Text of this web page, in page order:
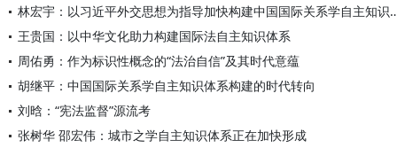
林宏宇：以习近平外交思想为
王贵国：以中华文化助力构建国际法自主知识体系
周佑勇：作为标识性概念的“法治自信”及其时代意蕴
胡继平：中国国际关系学自主知识体系构建的时代转向
刘晗：“宪法监督”源流考
张树华 邵宏伟：城市之学自主知识体系正在加快形成